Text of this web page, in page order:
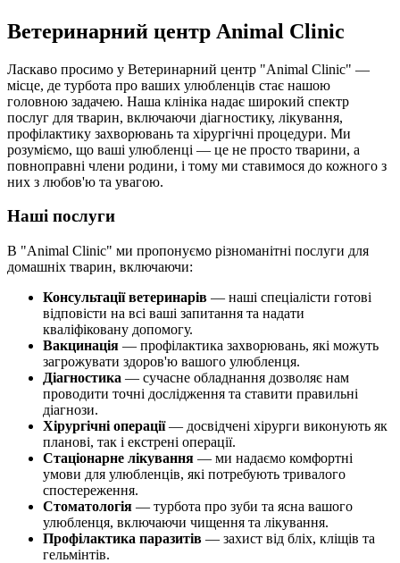
Ветеринарний центр Animal Clinic
Ласкаво просимо у Ветеринарний центр "Animal Clinic" —
місце, де турбота про ваших улюбленців стає нашою
головною задачею. Наша клініка надає широкий спектр
послуг для тварин, включаючи діагностику, лікування,
профілактику захворювань та хірургічні процедури. Ми
розуміємо, що ваші улюбленці — це не просто тварини, а
повноправні члени родини, і тому ми ставимося до кожного з
них з любов'ю та увагою.
Наші послуги
В "Animal Clinic" ми пропонуємо різноманітні послуги для
домашніх тварин, включаючи:
Консультації ветеринарів — наші спеціалісти готові
відповісти на всі ваші запитання та надати
кваліфіковану допомогу.
Вакцинація — профілактика захворювань, які можуть
загрожувати здоров'ю вашого улюбленця.
Діагностика — сучасне обладнання дозволяє нам
проводити точні дослідження та ставити правильні
діагнози.
Хірургічні операції— досвідчені хірурги виконують як
планові, так і екстрені операції.
Стаціонарне лікування — ми надаємо комфортні
умови для улюбленців, які потребують тривалого
спостереження.
Стоматологія — турбота про зуби та ясна вашого
улюбленця, включаючи чищення та лікування.
Профілактика паразитів — захист від бліх, кліщів та
гельмінтів.